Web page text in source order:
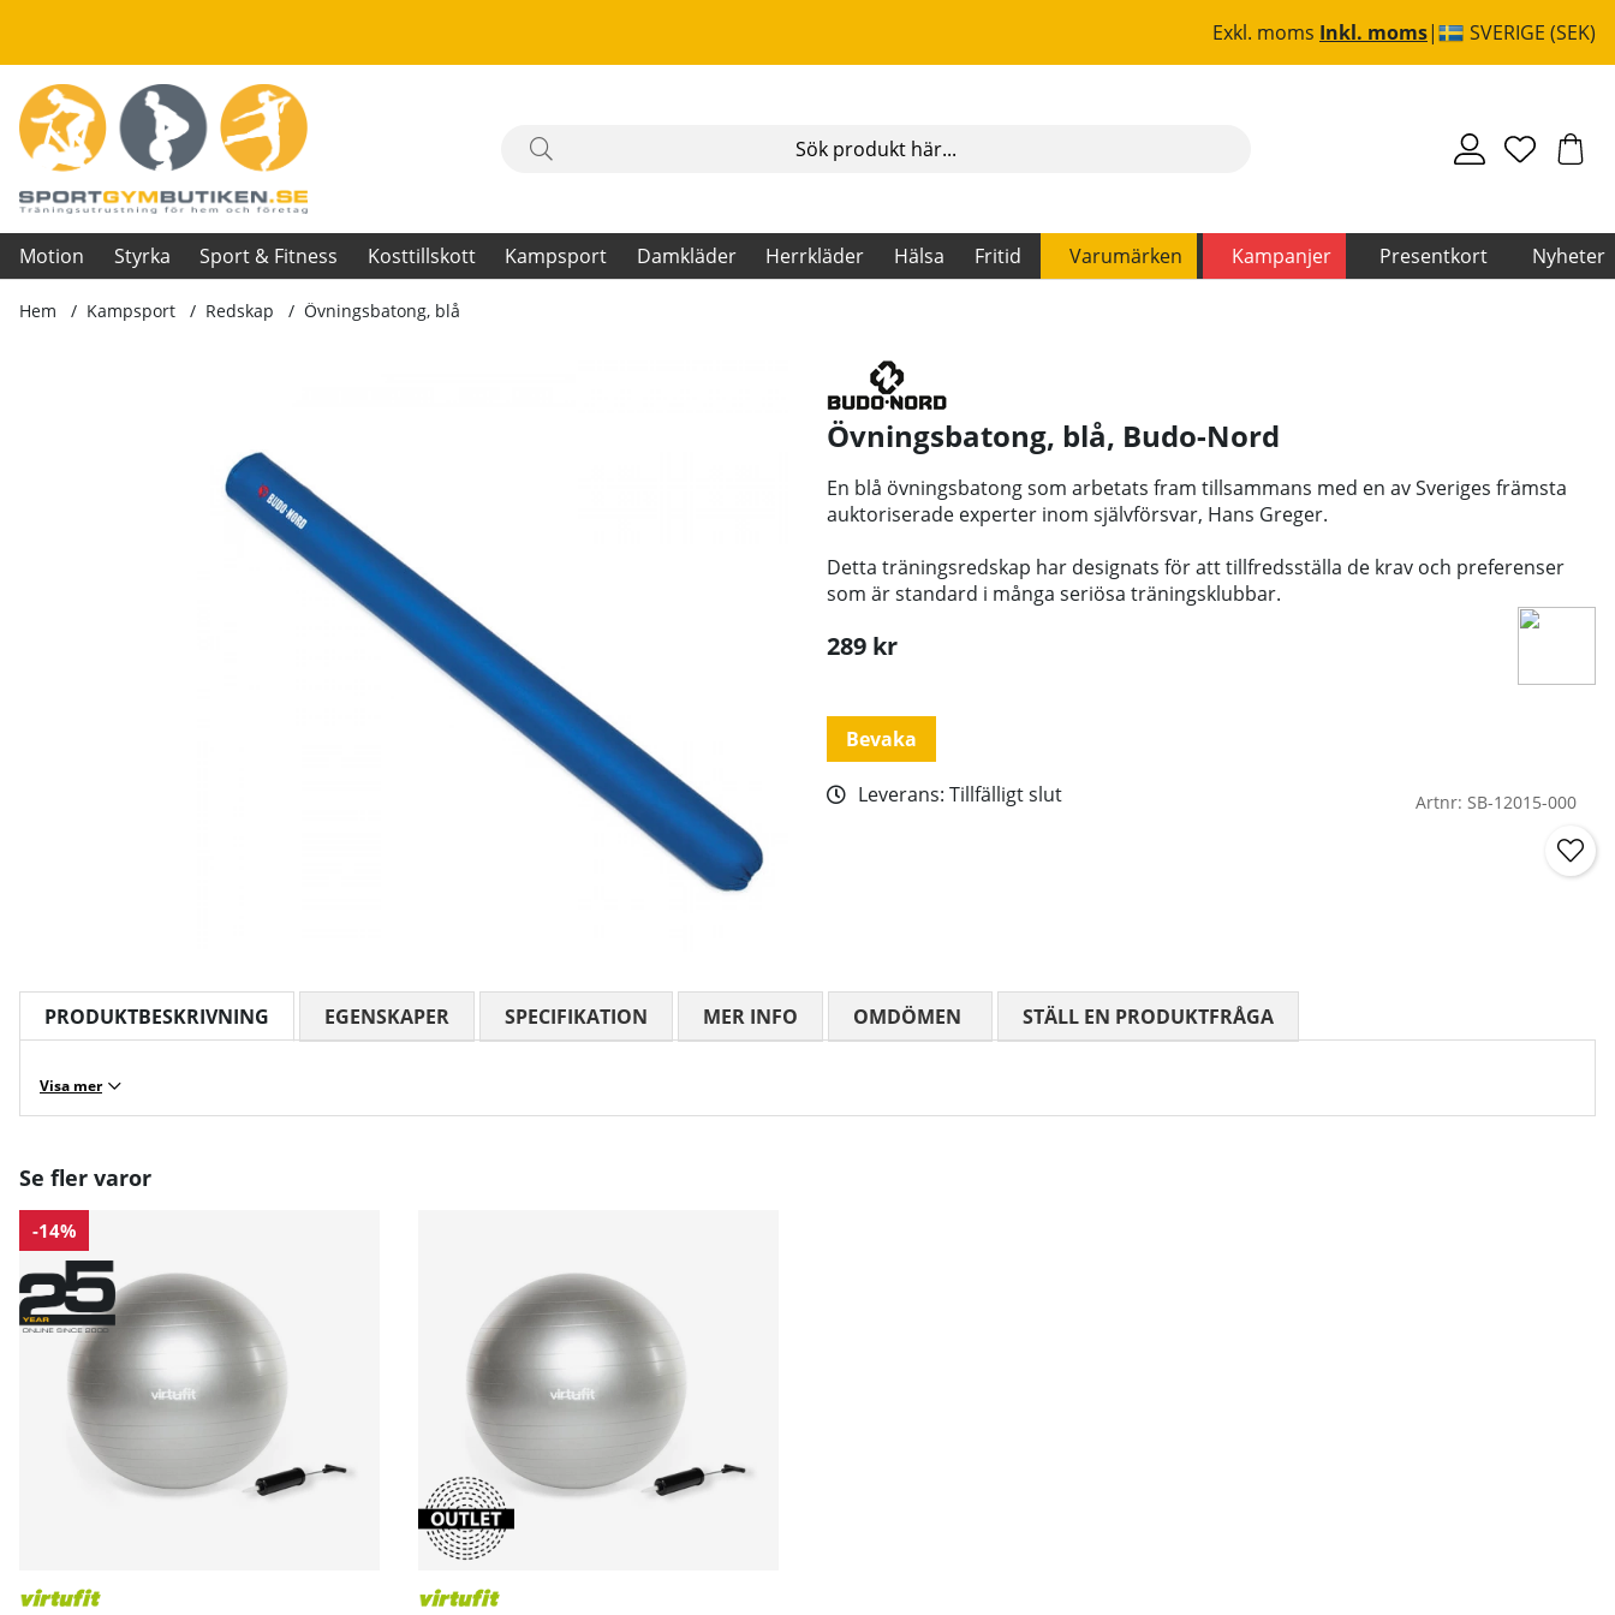
Exkl. moms Inkl. moms SVERIGE (SEK)
Motion Styrka Sport & Fitness Kosttillskott Kampsport Damkläder Herrkläder Hälsa Fritid Varumärken Kampanjer Presentkort Nyheter
Hem Kampsport Redskap Övningsbatong, blå
Övningsbatong, blå, Budo-Nord
En blå övningsbatong som arbetats fram tillsammans med en av Sveriges främsta
auktoriserade experter inom självförsvar, Hans Greger.
Detta träningsredskap har designats för att tillfredsställa de krav och preferenser
som är standard i många seriösa träningsklubbar.
289 kr
Bevaka
Leverans: Tillfälligt slut Artnr: SB-12015-000
PRODUKTBESKRIVNING
Visa mer
EGENSKAPER SPECIFIKATION MER INFO OMDÖMEN MEDELBETYG 0 AV 5 ANTAL BETYG 0
STÄLL EN PRODUKTFRÅGA
Se fler varor
-14%